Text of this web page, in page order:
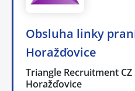
Obsluha linky
Horažďovice
Triangle Recruitment CZ
Horažďovice